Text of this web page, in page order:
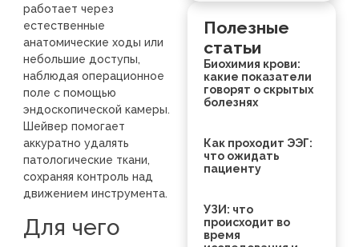
работает через
естественные
анатомические ходы или
небольшие доступы,
наблюдая операционное
поле с помощью
эндоскопической камеры.
Шейвер помогает
аккуратно удалять
патологические ткани,
сохраняя контроль над
движением инструмента.
Для чего
Полезные
статьи
Биохимия крови:
какие показатели
говорят о скрытых
болезнях
Как проходит ЭЭГ:
что ожидать
пациенту
УЗИ: что
происходит во
время